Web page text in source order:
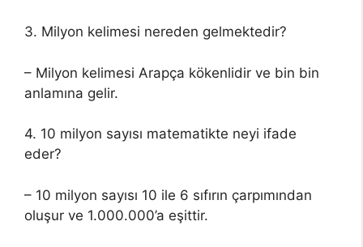
3. Milyon kelimesi nereden gelmektedir?
– Milyon kelimesi Arapça kökenlidir ve bin bin
anlamına gelir.
4. 10 milyon sayısı matematikte neyi ifade
eder?
– 10 milyon sayısı 10 ile 6 sıfırın çarpımından
oluşur ve 1.000.000’a eşittir.